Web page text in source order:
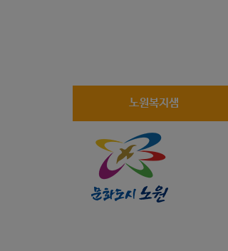
노원복지샘